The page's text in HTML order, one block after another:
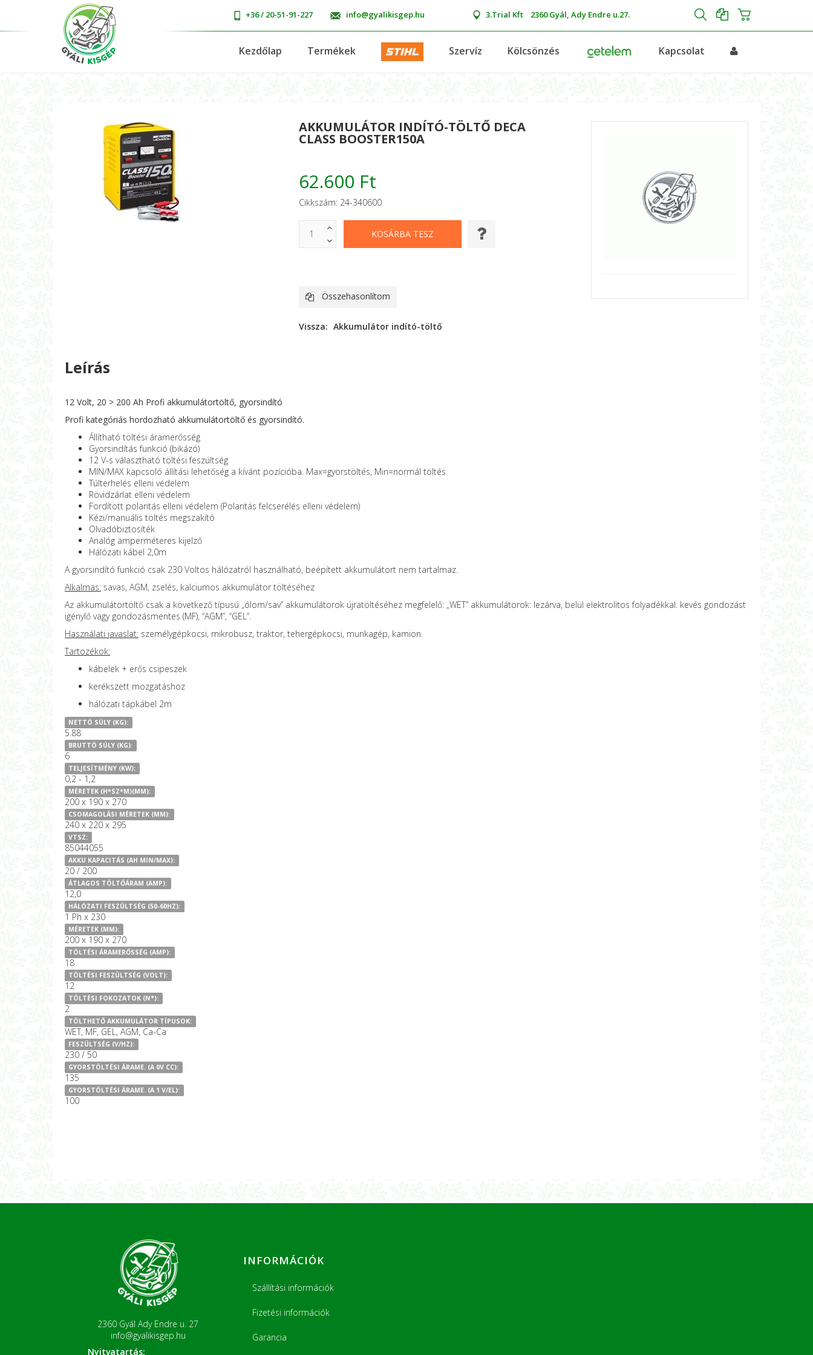
+36 / 20-51-91-227 info@gyalikisgep.hu 3.Trial Kft 2360 Gyál, Ady Endre u.27.
Kezdőlap Termékek Szervíz Kölcsönzés Kapcsolat
AKKUMULÁTOR INDÍTÓ-TÖLTŐ DECA
CLASS BOOSTER150A
62.600 Ft
Cikkszám: 24-340600
Összehasonlítom
Vissza: Akkumulátor indító-töltő
Leírás
12 Volt, 20 > 200 Ah Profi akkumulátortöltő, gyorsindító
Profi kategóriás hordozható akkumulátortöltő és gyorsindító.
Állítható töltési áramerősség
Gyorsindítás funkció (bikázó)
12 V-s választható töltési feszültség
MIN/MAX kapcsoló állítási lehetőség a kívánt pozícióba. Max=gyorstöltés, Min=normál töltés
Túlterhelés elleni védelem
Rövidzárlat elleni védelem
Fordított polaritás elleni védelem (Polaritás felcserélés elleni védelem)
Kézi/manuális töltés megszakító
Olvadóbiztosíték
Analóg amperméteres kijelző
Hálózati kábel 2,0m
A gyorsindító funkció csak 230 Voltos hálózatról használható, beépített akkumulátort nem tartalmaz.
Alkalmas: savas, AGM, zselés, kalciumos akkumulátor töltéséhez
Az akkumulátortöltő csak a következő típusú „ólom/sav” akkumulátorok újratöltéséhez megfelelő: „WET” akkumulátorok: lezárva, belül elektrolitos folyadékkal: kevés gondozást
igénylő vagy gondozásmentes (MF), “AGM”, “GEL”.
Használati javaslat: személygépkocsi, mikrobusz, traktor, tehergépkocsi, munkagép, kamion.
Tartozékok:
kábelek + erős csipeszek
kerékszett mozgatáshoz
hálózati tápkábel 2m
NETTÓ SÚLY (KG):
5.88
BRUTTÓ SÚLY (KG):
6
TELJESÍTMÉNY (KW):
0,2 - 1,2
MÉRETEK (H*SZ*M)(MM):
200 x 190 x 270
CSOMAGOLÁSI MÉRETEK (MM):
240 x 220 x 295
VTSZ:
85044055
AKKU KAPACITÁS (AH MIN/MAX):
20 / 200
ÁTLAGOS TÖLTŐÁRAM (AMP):
12,0
HÁLÓZATI FESZÜLTSÉG (50-60HZ):
1 Ph x 230
MÉRETEK (MM):
200 x 190 x 270
TÖLTÉSI ÁRAMERŐSSÉG (AMP):
18
TÖLTÉSI FESZÜLTSÉG (VOLT):
12
TÖLTÉSI FOKOZATOK (N°):
2
TÖLTHETŐ AKKUMULÁTOR TÍPUSOK:
WET, MF, GEL, AGM, Ca-Ca
FESZÜLTSÉG (V/HZ):
230 / 50
GYORSTÖLTÉSI ÁRAME. (A 0V CC):
135
GYORSTÖLTÉSI ÁRAME. (A 1 V/EL):
100
2360 Gyál Ady Endre u. 27
info@gyalikisgep.hu
Nyitvatartás:
INFORMÁCIÓK
Szállítási információk
Fizetési információk
Garancia